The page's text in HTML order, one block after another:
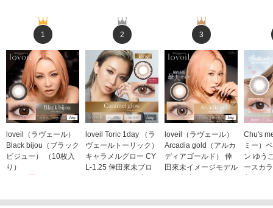
1
loveil（ラヴェール）
Black bijou（ブラック
ビジュー） （10枚入
り）
2
loveil Toric 1day （ラ
ヴェールトーリック）
キャラメルグロー CY
L-1.25 倖田來未プロ
デュース （10枚入
1,760円(税込)
3
loveil（ラヴェール）
Arcadia gold（アルカ
ディアゴールド） 倖
田來未イメージモデル
（10枚入り）
Chu's
ミー）
ン ゆう
ースカ
入り）